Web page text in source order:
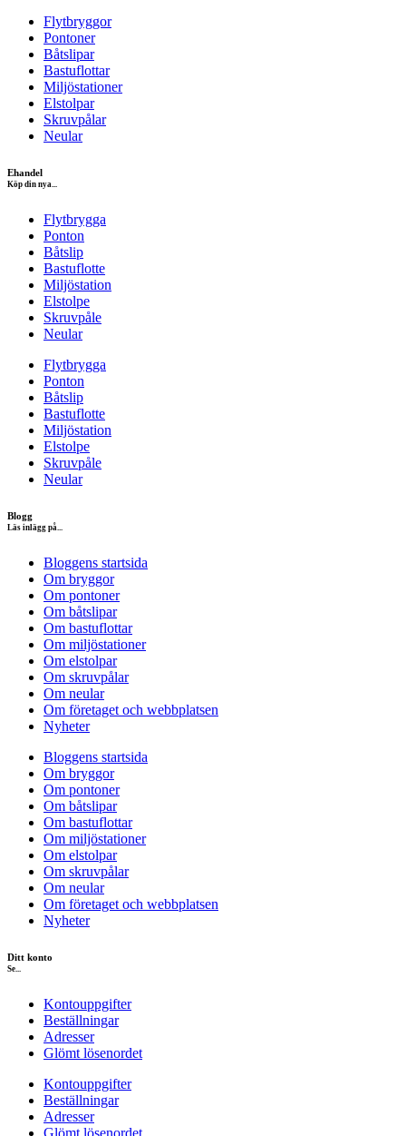
Flytbryggor
Pontoner
Båtslipar
Bastuflottar
Miljöstationer
Elstolpar
Skruvpålar
Neular
Ehandel
Köp din nya...
Flytbrygga
Ponton
Båtslip
Bastuflotte
Miljöstation
Elstolpe
Skruvpåle
Neular
Flytbrygga
Ponton
Båtslip
Bastuflotte
Miljöstation
Elstolpe
Skruvpåle
Neular
Blogg
Läs inlägg på...
Bloggens startsida
Om bryggor
Om pontoner
Om båtslipar
Om bastuflottar
Om miljöstationer
Om elstolpar
Om skruvpålar
Om neular
Om företaget och webbplatsen
Nyheter
Bloggens startsida
Om bryggor
Om pontoner
Om båtslipar
Om bastuflottar
Om miljöstationer
Om elstolpar
Om skruvpålar
Om neular
Om företaget och webbplatsen
Nyheter
Ditt konto
Se...
Kontouppgifter
Beställningar
Adresser
Glömt lösenordet
Kontouppgifter
Beställningar
Adresser